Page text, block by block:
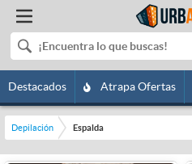
Destacados Atrapa Ofertas
Depilación Espalda